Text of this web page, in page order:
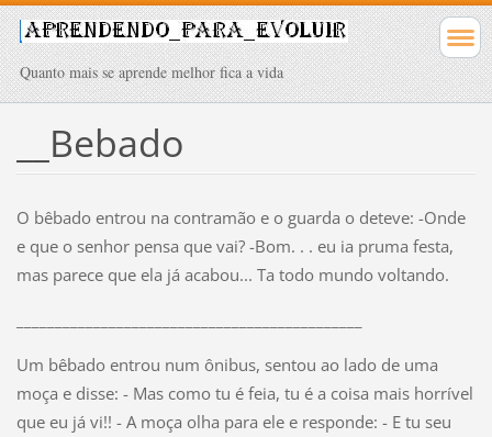
Quanto mais se aprende melhor fica a vida
__Bebado
O bêbado entrou na contramão e o guarda o deteve: -Onde
e que o senhor pensa que vai? -Bom. . . eu ia pruma festa,
mas parece que ela já acabou... Ta todo mundo voltando.
Um bêbado entrou num ônibus, sentou ao lado de uma
moça e disse: - Mas como tu é feia, tu é a coisa mais horrível
que eu já vi!! - A moça olha para ele e responde: - E tu seu